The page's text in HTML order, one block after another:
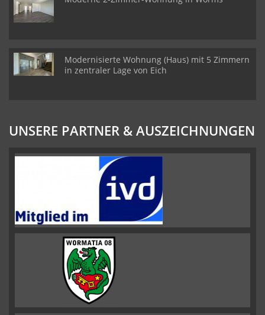
Modernisierte Wohnung (Haus) mit 5 Zimmern
in zentraler Lage von Eich
UNSERE PARTNER & AUSZEICHNUNGEN